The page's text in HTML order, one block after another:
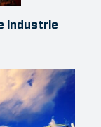
industrie